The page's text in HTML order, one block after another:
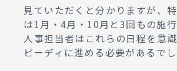
見ていただくと分かりますが、
は1月・4月・10月と3回もの施行
人事担当者はこれらの日程を意
ピーディに進める必要があるでし